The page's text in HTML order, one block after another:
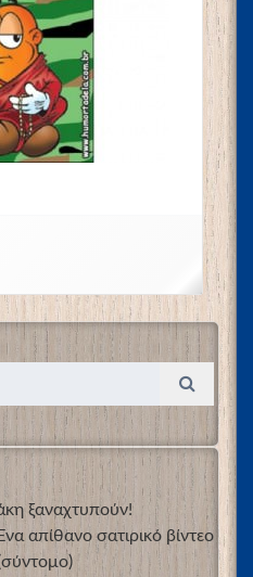
ξαναχτυπούν!
σατιρικό βίντεο